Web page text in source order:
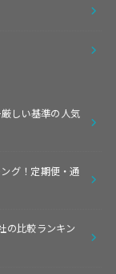
しい基準の人気
グ！定期便・通
の比較ランキン